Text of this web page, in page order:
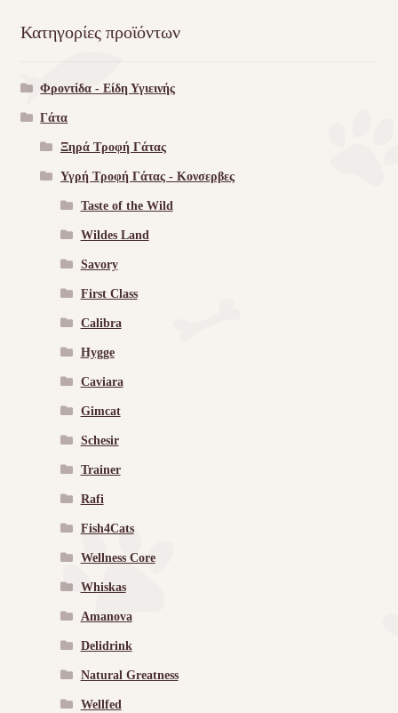
Κατηγορίες προϊόντων
Φροντίδα - Είδη Υγιεινής
Γάτα
Ξηρά Τροφή Γάτας
Υγρή Τροφή Γάτας - Kονσερβες
Taste of the Wild
Wildes Land
Savory
First Class
Calibra
Hygge
Caviara
Gimcat
Schesir
Trainer
Rafi
Fish4Cats
Wellness Core
Whiskas
Amanova
Delidrink
Natural Greatness
Wellfed